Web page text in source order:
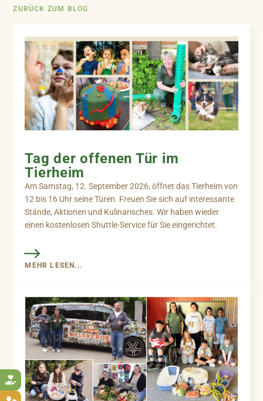

ZURÜCK ZUM BLOG
Tag der offenen Tür im
Tierheim
Am Samstag, 12. September 2026, öffnet das Tierheim von
12 bis 16 Uhr seine Türen. Freuen Sie sich auf interessante
Stände, Aktionen und Kulinarisches. Wir haben wieder
einen kostenlosen Shuttle-Service für Sie eingerichtet.
MEHR LESEN...